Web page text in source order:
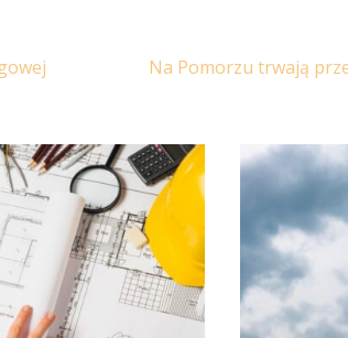
Na Pomorzu trwają